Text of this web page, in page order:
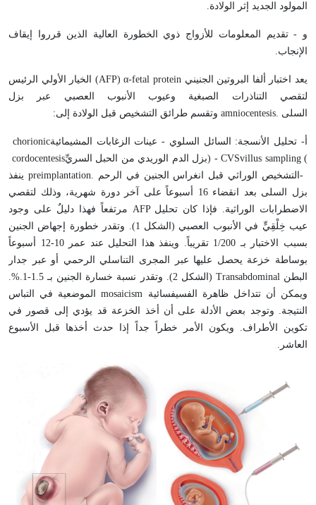
المولود الجديد إثر الولادة.
و - تقديم المعلومات للأزواج ذوي الخطورة العالية الذين قرروا إيقاف
الإنجاب.
يعد اختبار ألفا البروتين الجنيني (AFP) α-fetal protein
الخيار الأولي الرئيس
لتقصي التناذرات الصبغية وعيوب الأنبوب العصبي عبر بزل
السلى amniocentesis. وتقسم طرائق التشخيص قبل الولادة إلى:
أ- تحليل الأنسجة: السائل السلوي - عينات الزغابات المشيمائيةchorionic
villus sampling (
CVS
) -بزل الدم الوريدي من الحبل السريِّcordocentesis
-التشخيص الوراثي قبل انغراس الجنين في الرحم preimplantation. ينفذ
بزل السلى بعد انقضاء 16 أسبوعاً على آخر دورة شهرية، وذلك لتقصي
الاضطرابات الوراثية. فإذا كان تحليل AFP مرتفعاً فهذا دليلٌ على وجود
عيب خِلْقِيٍّ في الأنبوب العصبي (الشكل 1). وتقدر خطورة إجهاض الجنين
بسبب الاختبار بـ 1/200 تقريباً. وينفذ هذا التحليل عند عمر 10-12 أسبوعاً
بوساطة خزعة يحصل عليها عبر المجرى التناسلي الرحمي أو عبر جدار
البطن Transabdominal
(الشكل 2). وتقدر نسبة خسارة الجنين بـ 1.5-1.%.
ويمكن أن تتداخل ظاهرة الفسيفسائية mosaicism
الموضعية في التباس
النتيجة. وتوجد بعض الأدلة على أن أخذ الخزعة قد يؤدي إلى قصور في
تكوين الأطراف. ويكون الأمر خطراً جداً إذا حدث أخذها قبل الأسبوع
العاشر .